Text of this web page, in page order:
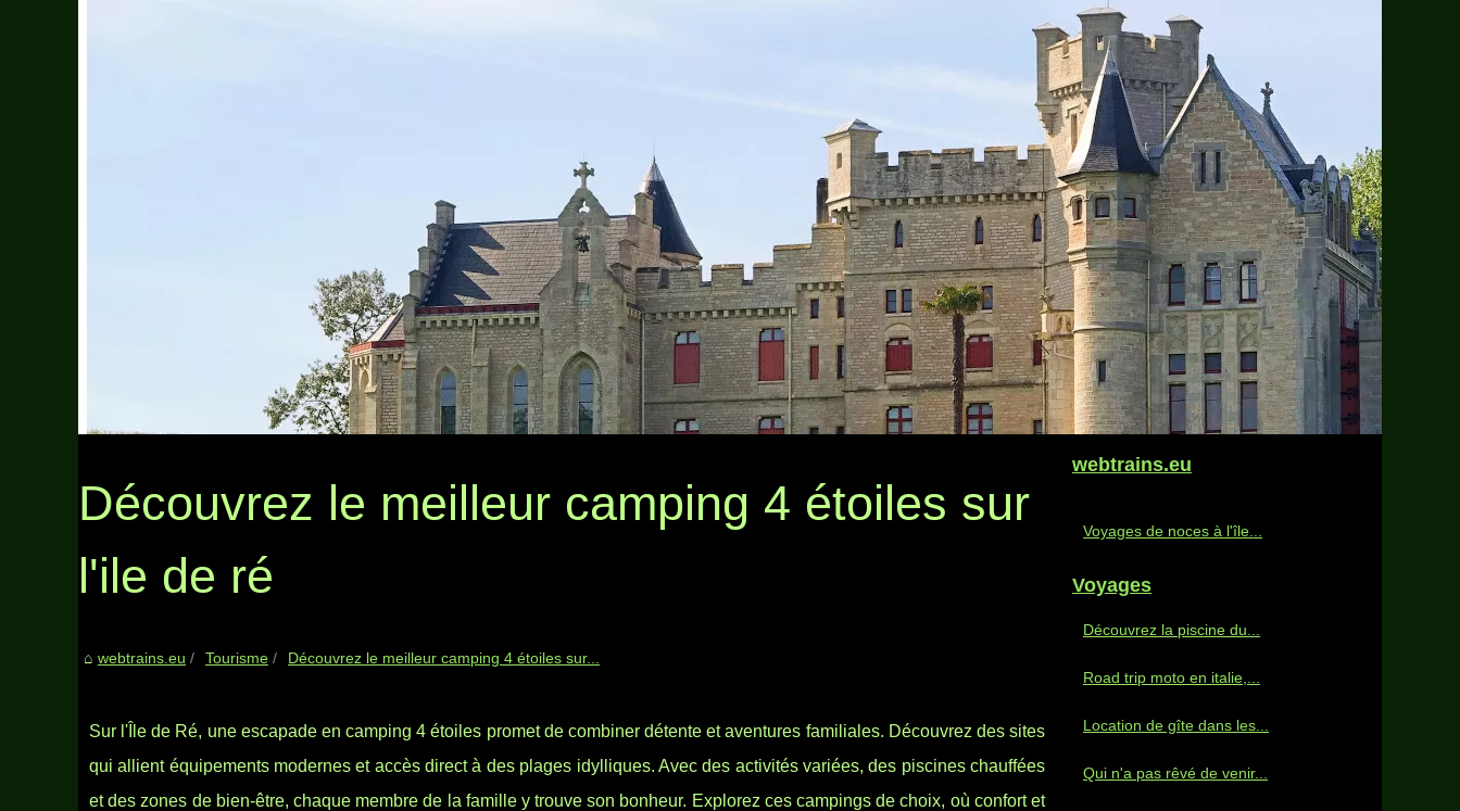
Découvrez le meilleur camping 4 étoiles sur
l'ile de ré
webtrains.eu Tourisme Découvrez le meilleur camping 4 étoiles sur...
Sur l'Île de Ré, une escapade en camping 4 étoiles promet de combiner détente et aventures familiales. Découvrez des sites
qui allient équipements modernes et accès direct à des plages idylliques. Avec des activités variées, des piscines chauffées
et des zones de bien-être, chaque membre de la famille y trouve son bonheur. Explorez ces campings de choix, où confort et
webtrains.eu
Voyages de noces à l'île...
Voyages
Découvrez la piscine du...
Road trip moto en italie,...
Location de gîte dans les...
Qui n'a pas rêvé de venir...